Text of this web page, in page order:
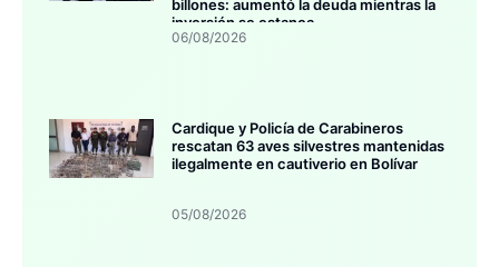
billones: aumentó la deuda mientras la
inversión se estanca
06/08/2026
Cardique y Policía de Carabineros
rescatan 63 aves silvestres mantenidas
ilegalmente en cautiverio en Bolívar
05/08/2026